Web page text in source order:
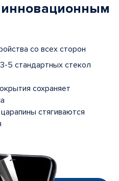
инновационным
со всех сторон
5 стандартных стекол
сохраняет
стягиваются